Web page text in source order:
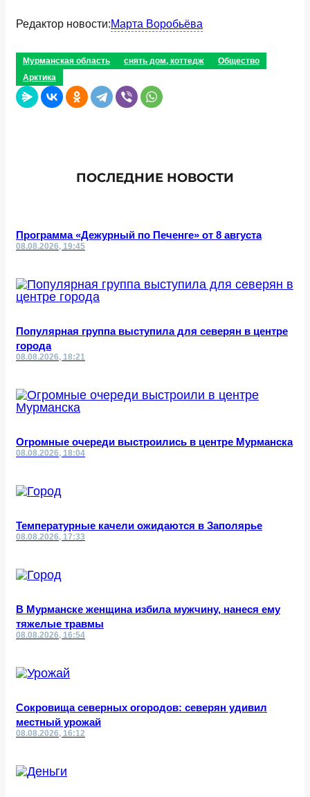
Редактор новости:Марта Воробьёва
Мурманская область снять дом, коттедж
Общество
Арктика
ПОСЛЕДНИЕ НОВОСТИ
Программа «Дежурный по Печенге» от 8 августа
08.08.2026, 19:45
Популярная группа выступила для северян в центре
города
08.08.2026, 18:21
Огромные очереди выстроились в центре Мурманска
08.08.2026, 18:04
Температурные качели ожидаются в Заполярье
08.08.2026, 17:33
В Мурманске женщина избила мужчину, нанеся ему
тяжелые травмы
08.08.2026, 16:54
Сокровища северных огородов: северян удивил
местный урожай
08.08.2026, 16:12